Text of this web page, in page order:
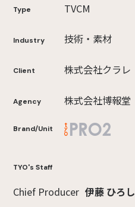
Type TVCM
Industry 技術・素材
Client 株式会社クラレ
Agency 株式会社博報堂
Brand/Unit
TYO's Staff
Chief Producer 伊藤 ひろし